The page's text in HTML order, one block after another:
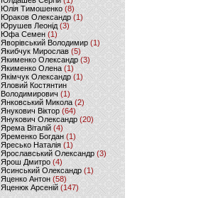
Юлія Тимошенко (8)
Юраков Олександр (1)
Юрушев Леонід (3)
Юфа Семен (1)
Яворівський Володимир (1)
Якибчук Мирослав (5)
Якименко Олександр (3)
Якименко Олена(1)
Якімчук Олександр (1)
Яловий Костянтин
Володимирович (1)
Янковський Микола(2)
Янукович Віктор (64)
Янукович Олександр(20)
Ярема Віталій(4)
Яременко Богдан(1)
Яресько Наталія(1)
Ярославський Олександр (3)
Ярош Дмитро (4)
Ясинський Олександр (1)
Яценко Антон(58)
Яценюк Арсеній (147)